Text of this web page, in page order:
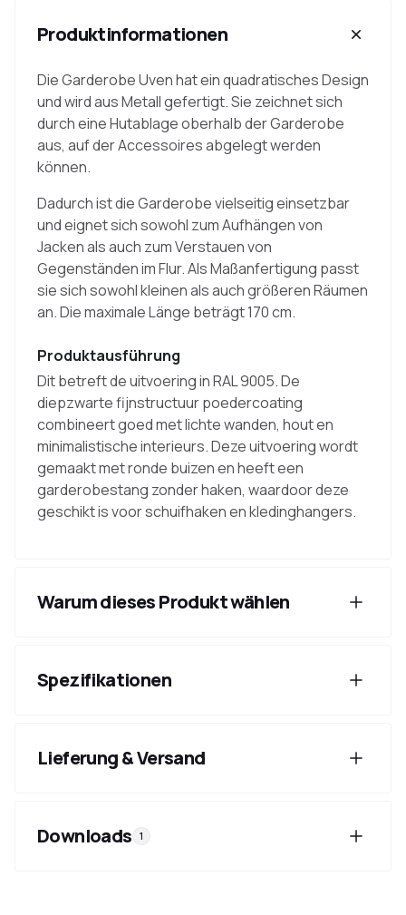
Produktinformationen
Die Garderobe Uven hat ein quadratisches Design
und wird aus Metall gefertigt. Sie zeichnet sich
durch eine Hutablage oberhalb der Garderobe
aus, auf der Accessoires abgelegt werden
können.
Dadurch ist die Garderobe vielseitig einsetzbar
und eignet sich sowohl zum Aufhängen von
Jacken als auch zum Verstauen von
Gegenständen im Flur. Als Maßanfertigung passt
sie sich sowohl kleinen als auch größeren Räumen
an. Die maximale Länge beträgt 170 cm.
Produktausführung
Dit betreft de uitvoering in RAL 9005. De
diepzwarte fijnstructuur poedercoating
combineert goed met lichte wanden, hout en
minimalistische interieurs. Deze uitvoering wordt
gemaakt met ronde buizen en heeft een
garderobestang zonder haken, waardoor deze
geschikt is voor schuifhaken en kledinghangers.
Warum dieses Produkt wählen
Spezifikationen
Lieferung & Versand
Downloads 1